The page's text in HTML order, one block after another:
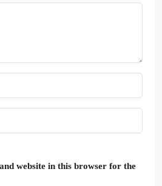
website in this browser for the